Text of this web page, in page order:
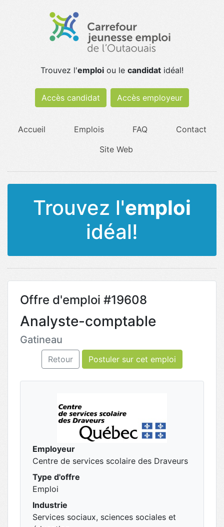
Trouvez l'emploi ou le candidat idéal!
Accès candidat Accès employeur
Accueil Emplois FAQ
Contact
Site Web
Trouvez l'emploi
idéal!
Offre d'emploi #19608
Analyste-comptable
Gatineau
Retour Postuler sur cet emploi
Employeur
Centre de services scolaire des Draveurs
Type d'offre
Emploi
Industrie
Services sociaux, sciences sociales et